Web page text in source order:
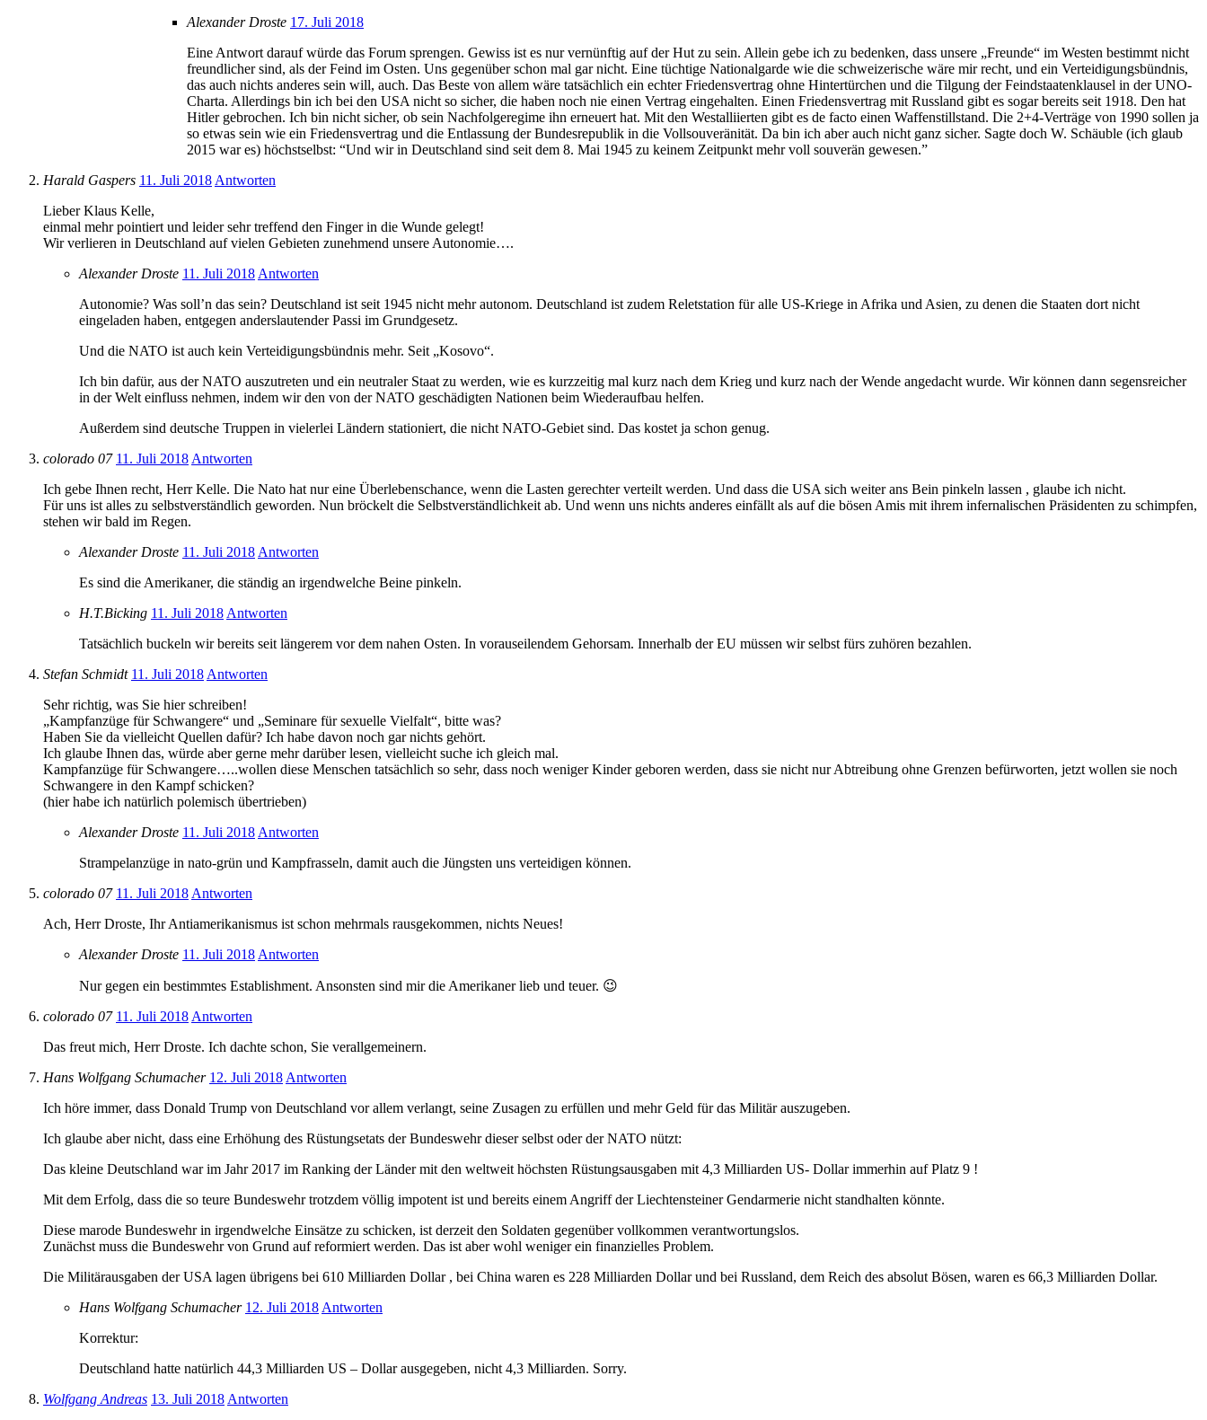
Alexander Droste 17. Juli 2018
Eine Antwort darauf würde das Forum sprengen. Gewiss ist es nur vernünftig auf der Hut zu sein. Allein gebe ich zu bedenken, dass unsere „Freunde“ im Westen bestimmt nicht
freundlicher sind, als der Feind im Osten. Uns gegenüber schon mal gar nicht. Eine tüchtige Nationalgarde wie die schweizerische wäre mir recht, und ein Verteidigungsbündnis,
das auch nichts anderes sein will, auch. Das Beste von allem wäre tatsächlich ein echter Friedensvertrag ohne Hintertürchen und die Tilgung der Feindstaatenklausel in der UNO-
Charta. Allerdings bin ich bei den USA nicht so sicher, die haben noch nie einen Vertrag eingehalten. Einen Friedensvertrag mit Russland gibt es sogar bereits seit 1918. Den hat
Hitler gebrochen. Ich bin nicht sicher, ob sein Nachfolgeregime ihn erneuert hat. Mit den Westalliierten gibt es de facto einen Waffenstillstand. Die 2+4-Verträge von 1990 sollen ja
so etwas sein wie ein Friedensvertrag und die Entlassung der Bundesrepublik in die Vollsouveränität. Da bin ich aber auch nicht ganz sicher. Sagte doch W. Schäuble (ich glaub
2015 war es) höchstselbst: “Und wir in Deutschland sind seit dem 8. Mai 1945 zu keinem Zeitpunkt mehr voll souverän gewesen.”
Harald Gaspers 11. Juli 2018 Antworten
Lieber Klaus Kelle,
einmal mehr pointiert und leider sehr treffend den Finger in die Wunde gelegt!
Wir verlieren in Deutschland auf vielen Gebieten zunehmend unsere Autonomie….
Alexander Droste 11. Juli 2018 Antworten
Autonomie? Was soll’n das sein? Deutschland ist seit 1945 nicht mehr autonom. Deutschland ist zudem Reletstation für alle US-Kriege in Afrika und Asien, zu denen die Staaten dort nicht
eingeladen haben, entgegen anderslautender Passi im Grundgesetz.
Und die NATO ist auch kein Verteidigungsbündnis mehr. Seit „Kosovo“.
Ich bin dafür, aus der NATO auszutreten und ein neutraler Staat zu werden, wie es kurzzeitig mal kurz nach dem Krieg und kurz nach der Wende angedacht wurde. Wir können dann segensreicher
in der Welt einfluss nehmen, indem wir den von der NATO geschädigten Nationen beim Wiederaufbau helfen.
Außerdem sind deutsche Truppen in vielerlei Ländern stationiert, die nicht NATO-Gebiet sind. Das kostet ja schon genug.
colorado 07 11. Juli 2018 Antworten
Ich gebe Ihnen recht, Herr Kelle. Die Nato hat nur eine Überlebenschance, wenn die Lasten gerechter verteilt werden. Und dass die USA sich weiter ans Bein pinkeln lassen , glaube ich nicht.
Für uns ist alles zu selbstverständlich geworden. Nun bröckelt die Selbstverständlichkeit ab. Und wenn uns nichts anderes einfällt als auf die bösen Amis mit ihrem infernalischen Präsidenten zu schimpfen,
stehen wir bald im Regen.
Alexander Droste 11. Juli 2018 Antworten
Es sind die Amerikaner, die ständig an irgendwelche Beine pinkeln.
H.T.Bicking 11. Juli 2018 Antworten
Tatsächlich buckeln wir bereits seit längerem vor dem nahen Osten. In vorauseilendem Gehorsam. Innerhalb der EU müssen wir selbst fürs zuhören bezahlen.
Stefan Schmidt 11. Juli 2018 Antworten
Sehr richtig, was Sie hier schreiben!
„Kampfanzüge für Schwangere“ und „Seminare für sexuelle Vielfalt“, bitte was?
Haben Sie da vielleicht Quellen dafür? Ich habe davon noch gar nichts gehört.
Ich glaube Ihnen das, würde aber gerne mehr darüber lesen, vielleicht suche ich gleich mal.
Kampfanzüge für Schwangere…..wollen diese Menschen tatsächlich so sehr, dass noch weniger Kinder geboren werden, dass sie nicht nur Abtreibung ohne Grenzen befürworten, jetzt wollen sie noch
Schwangere in den Kampf schicken?
(hier habe ich natürlich polemisch übertrieben)
Alexander Droste 11. Juli 2018 Antworten
Strampelanzüge in nato-grün und Kampfrasseln, damit auch die Jüngsten uns verteidigen können.
colorado 07 11. Juli 2018 Antworten
Ach, Herr Droste, Ihr Antiamerikanismus ist schon mehrmals rausgekommen, nichts Neues!
Alexander Droste 11. Juli 2018 Antworten
Nur gegen ein bestimmtes Establishment. Ansonsten sind mir die Amerikaner lieb und teuer. 😉
colorado 07 11. Juli 2018 Antworten
Das freut mich, Herr Droste. Ich dachte schon, Sie verallgemeinern.
Hans Wolfgang Schumacher 12. Juli 2018 Antworten
Ich höre immer, dass Donald Trump von Deutschland vor allem verlangt, seine Zusagen zu erfüllen und mehr Geld für das Militär auszugeben.
Ich glaube aber nicht, dass eine Erhöhung des Rüstungsetats der Bundeswehr dieser selbst oder der NATO nützt:
Das kleine Deutschland war im Jahr 2017 im Ranking der Länder mit den weltweit höchsten Rüstungsausgaben mit 4,3 Milliarden US- Dollar immerhin auf Platz 9 !
Mit dem Erfolg, dass die so teure Bundeswehr trotzdem völlig impotent ist und bereits einem Angriff der Liechtensteiner Gendarmerie nicht standhalten könnte.
Diese marode Bundeswehr in irgendwelche Einsätze zu schicken, ist derzeit den Soldaten gegenüber vollkommen verantwortungslos.
Zunächst muss die Bundeswehr von Grund auf reformiert werden. Das ist aber wohl weniger ein finanzielles Problem.
Die Militärausgaben der USA lagen übrigens bei 610 Milliarden Dollar , bei China waren es 228 Milliarden Dollar und bei Russland, dem Reich des absolut Bösen, waren es 66,3 Milliarden Dollar.
Hans Wolfgang Schumacher 12. Juli 2018 Antworten
Korrektur:
Deutschland hatte natürlich 44,3 Milliarden US – Dollar ausgegeben, nicht 4,3 Milliarden. Sorry.
Wolfgang Andreas 13. Juli 2018 Antworten